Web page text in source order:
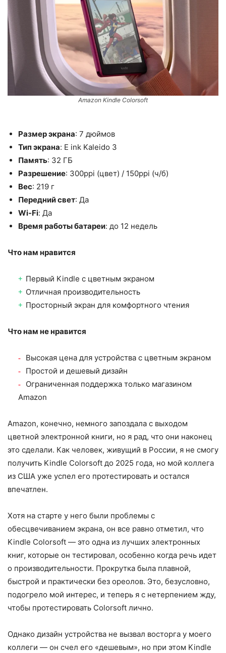
Amazon Kindle Colorsoft
Размер экрана: 7 дюймов
Тип экрана: E ink Kaleido 3
Память: 32 ГБ
Разрешение: 300ppi (цвет) / 150ppi (ч/б)
Вес: 219 г
Передний свет: Да
Wi-Fi: Да
Время работы батареи: до 12 недель
Что нам нравится
Первый Kindle с цветным экраном
Отличная производительность
Просторный экран для комфортного чтения
Что нам не нравится
Высокая цена для устройства с цветным экраном
Простой и дешевый дизайн
Ограниченная поддержка только магазином
Amazon
Amazon, конечно, немного запоздала с выходом
цветной электронной книги, но я рад, что они наконец
это сделали. Как человек, живущий в России, я не смогу
получить Kindle Colorsoft до 2025 года, но мой коллега
из США уже успел его протестировать и остался
впечатлен.
Хотя на старте у него были проблемы с
обесцвечиванием экрана, он все равно отметил, что
Kindle Colorsoft — это одна из лучших электронных
книг, которые он тестировал, особенно когда речь идет
о производительности. Прокрутка была плавной,
быстрой и практически без ореолов. Это, безусловно,
подогрело мой интерес, и теперь я с нетерпением жду,
чтобы протестировать Colorsoft лично.
Однако дизайн устройства не вызвал восторга у моего
коллеги — он счел его «дешевым», но при этом Kindle